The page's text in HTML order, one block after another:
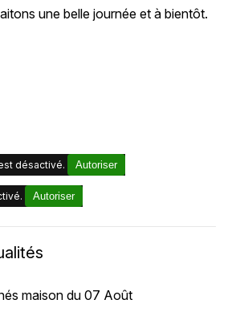
une belle journée et à bientôt.
désactivé. Autoriser
Autoriser
maison du 07 Août